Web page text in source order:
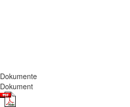
Dokumente
Dokument